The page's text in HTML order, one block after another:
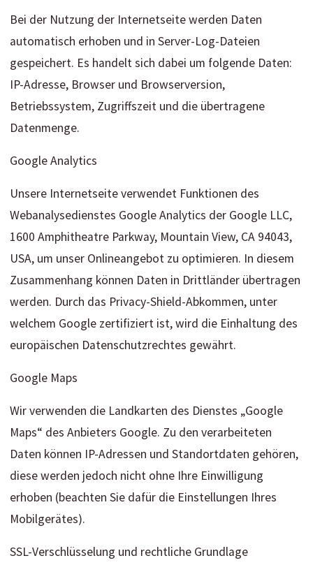
Bei der Nutzung der Internetseite werden Daten
automatisch erhoben und in Server-Log-Dateien
gespeichert. Es handelt sich dabei um folgende Daten:
IP-Adresse, Browser und Browserversion,
Betriebssystem, Zugriffszeit und die übertragene
Datenmenge.
Google Analytics
Unsere Internetseite verwendet Funktionen des
Webanalysedienstes Google Analytics der Google LLC,
1600 Amphitheatre Parkway, Mountain View, CA 94043,
USA, um unser Onlineangebot zu optimieren. In diesem
Zusammenhang können Daten in Drittländer übertragen
werden. Durch das Privacy-Shield-Abkommen, unter
welchem Google zertifiziert ist, wird die Einhaltung des
europäischen Datenschutzrechtes gewährt.
Google Maps
Wir verwenden die Landkarten des Dienstes „Google
Maps“ des Anbieters Google. Zu den verarbeiteten
Daten können IP-Adressen und Standortdaten gehören,
diese werden jedoch nicht ohne Ihre Einwilligung
erhoben (beachten Sie dafür die Einstellungen Ihres
Mobilgerätes).
SSL-Verschlüsselung und rechtliche Grundlage